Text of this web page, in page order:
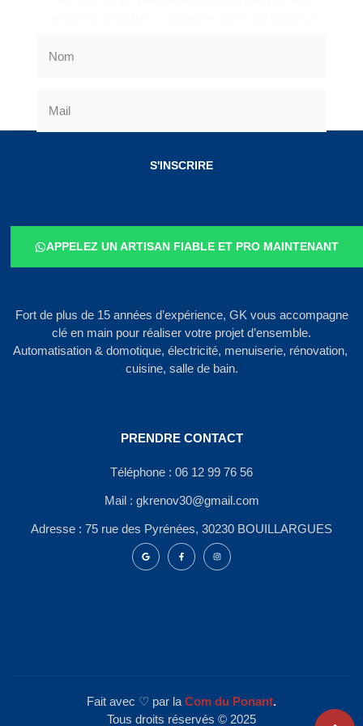
APPELEZ UN ARTISAN FIABLE ET PRO MAINTENANT
S'INSCRIRE
Fort de plus de 15 années d’expérience, GK vous accompagne
clé en main pour réaliser votre projet d’ensemble.
Automatisation & domotique, électricité, menuiserie, rénovation,
cuisine, salle de bain.
PRENDRE CONTACT
Téléphone : 06 12 99 76 56
Mail : gkrenov30@gmail.com
Adresse : 75 rue des Pyrénées, 30230 BOUILLARGUES
Fait avec ♡ par la Com du Ponant.
Tous droits réservés © 2025